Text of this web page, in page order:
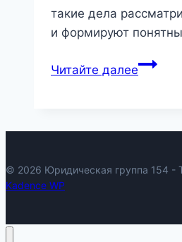
такие дела
и формируют
Читайте далее
© 2026 Юридическая группа 154 -
Kadence WP